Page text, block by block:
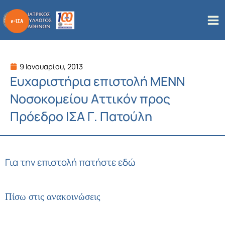
στο
περιεχόμενο
9 Ιανουαρίου, 2013
Ευχαριστήρια επιστολή ΜΕΝΝ
Νοσοκομείου Αττικόν προς
Πρόεδρο ΙΣΑ Γ. Πατούλη
Για την επιστολή πατήστε εδώ
Πίσω στις ανακοινώσεις